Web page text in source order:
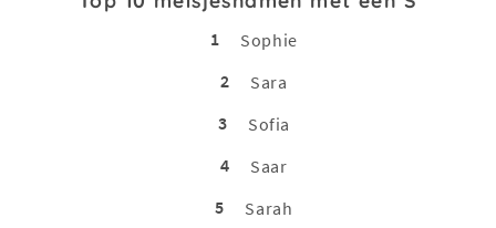
1
Sophie
2
Sara
3
Sofia
4
Saar
5
Sarah